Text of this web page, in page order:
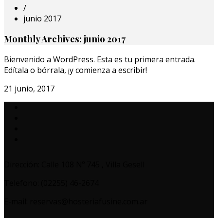
/
junio 2017
Monthly Archives: junio 2017
Bienvenido a WordPress. Esta es tu primera entrada.
Edítala o bórrala, ¡y comienza a escribir!
21 junio, 2017